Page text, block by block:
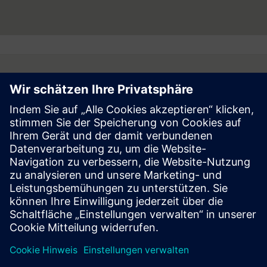
Follow
Press | Company | Siemens
© Siemens 1996 – 2026
Corporate Information
Privacy Notice
Cookie Notice